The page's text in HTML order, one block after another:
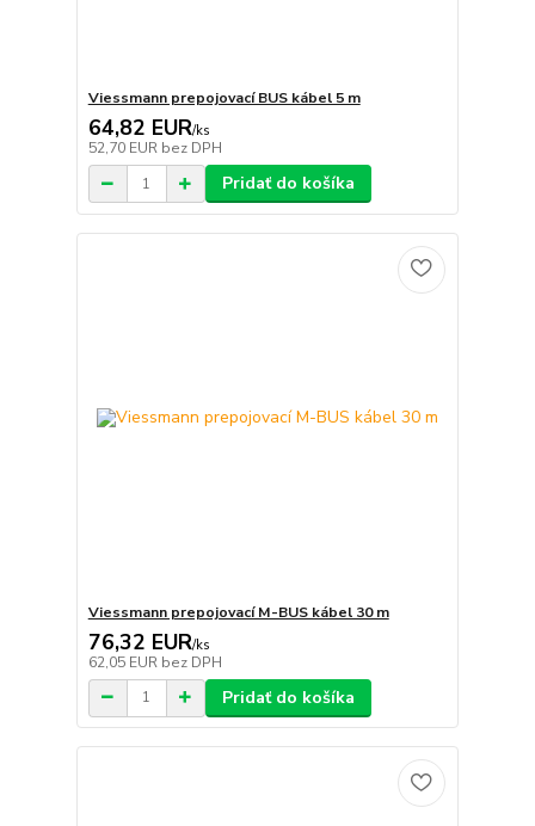
Viessmann prepojovací BUS kábel 5 m
64,82 EUR/ks
52,70 EUR bez DPH
Pridať do košíka
Viessmann prepojovací M-BUS kábel 30 m
76,32 EUR/ks
62,05 EUR bez DPH
Pridať do košíka